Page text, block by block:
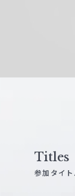
Titles
参加タイト